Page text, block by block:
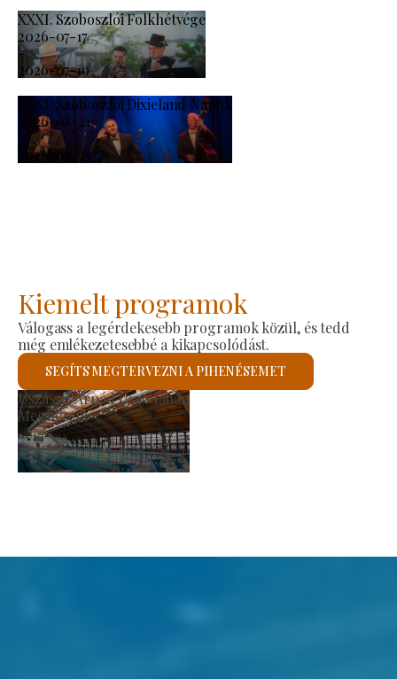
XXXI. Szoboszlói Folkhétvége
2026-07-17
-
2026-07-19
XXXI. Szoboszlói Dixieland Napok
2026-08-21
-
2026-08-23
Kiemelt programok
Válogass a legérdekesebb programok közül, és tedd
még emlékezetesebbé a kikapcsolódást.
SEGÍTS MEGTERVEZNI A PIHENÉSEMET
Piac